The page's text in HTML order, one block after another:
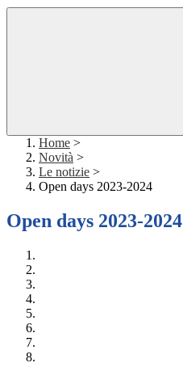
Home >
Novità >
Le notizie >
Open days 2023-2024
Open days 2023-2024